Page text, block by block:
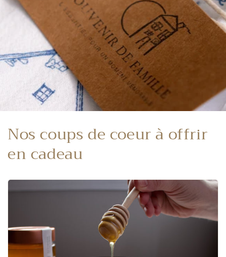
Nos coups de coeur à offrir
en cadeau